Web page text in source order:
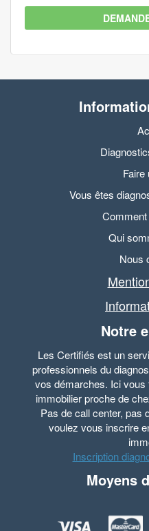
Faire
Vous êtes
Qui
Nous
Notre
Les Certifiés est un
professionnels du
vos démarches. Ici vous
immobilier proche de
Pas de call center, pas
voulez vous inscrire
Inscription
Moyens